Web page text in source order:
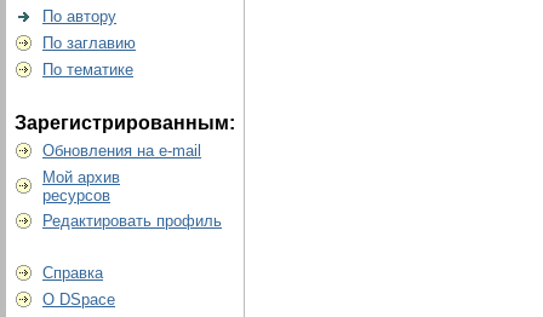
По автору
По заглавию
По тематике
Зарегистрированным:
Обновления на e-mail
Мой архив
ресурсов
Редактировать профиль
Справка
О DSpace